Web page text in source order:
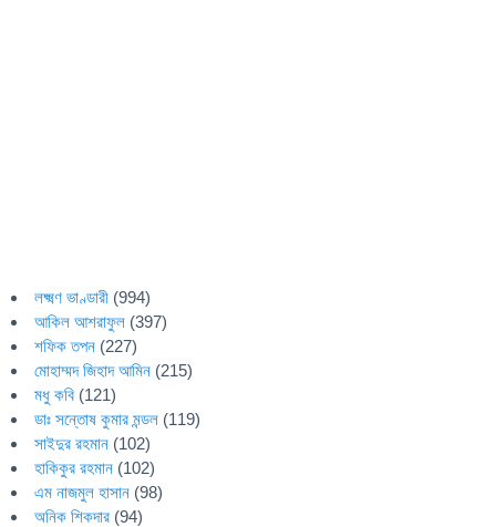
লক্ষ্মণ ভাণ্ডারী (994)
আকিল আশরাফুল (397)
শফিক তপন (227)
মোহাম্মদ জিহাদ আমিন (215)
মধু কবি (121)
ডাঃ সন্তোষ কুমার মন্ডল (119)
সাইদুর রহমান (102)
হাকিকুর রহমান (102)
এম নাজমুল হাসান (98)
অনিক শিকদার (94)